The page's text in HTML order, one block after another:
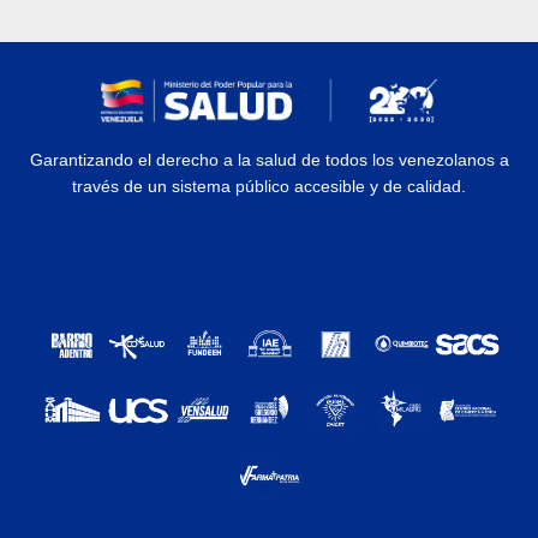
Garantizando el derecho a la salud de todos los venezolanos a
través de un sistema público accesible y de calidad.